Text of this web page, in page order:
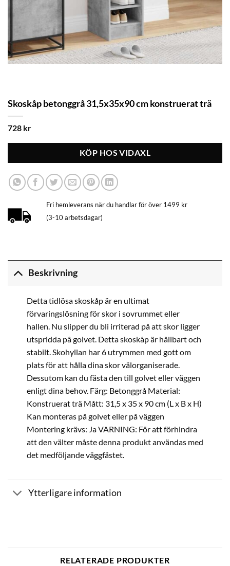
Skoskåp betonggrå 31,5x35x90 cm konstruerat trä
728 kr
KÖP HOS VIDAXL
Fri hemleverans när du handlar för över 1499 kr
(3-10 arbetsdagar)
Beskrivning
Detta tidlösa skoskåp är en ultimat
förvaringslösning för skor i sovrummet eller
hallen. Nu slipper du bli irriterad på att skor ligger
utspridda på golvet. Detta skoskåp är hållbart och
stabilt. Skohyllan har 6 utrymmen med gott om
plats för att hålla dina skor välorganiserade.
Dessutom kan du fästa den till golvet eller väggen
enligt dina behov. Färg: Betonggrå Material:
Konstruerat trä Mått: 31,5 x 35 x 90 cm (L x B x H)
Kan monteras på golvet eller på väggen
Montering krävs: Ja VARNING: För att förhindra
att den välter måste denna produkt användas med
det medföljande väggfästet.
Ytterligare information
RELATERADE PRODUKTER